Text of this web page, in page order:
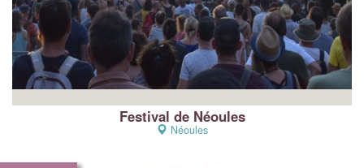
Festival de Néoules
Néoules